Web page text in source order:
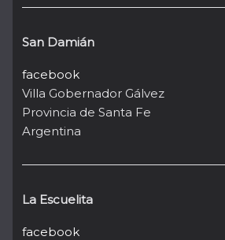
San Damián
facebook
Villa Gobernador Gálvez
Provincia de Santa Fe
Argentina
La Escuelita
facebook